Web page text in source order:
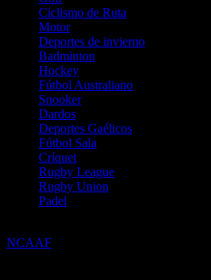
Ciclismo de Ruta
Motor
Deportes de invierno
Badminton
Hockey
Fútbol Australiano
Snooker
Dardos
Deportes Gaélicos
Fútbol Sala
Críquet
Rugby League
Rugby Union
Padel
NCAAF